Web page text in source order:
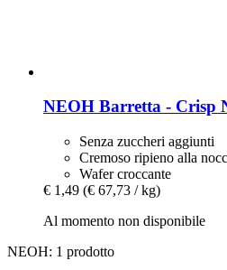
NEOH Barretta -​ Crisp
Senza zuccheri aggiunti
Cremoso ripieno alla
Wafer croccante
€ 1,49 (€ 67,73 / kg)
Al momento non disponibile
NEOH: 1 prodotto